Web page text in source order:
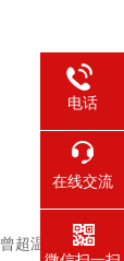
超温
电话
在线交流